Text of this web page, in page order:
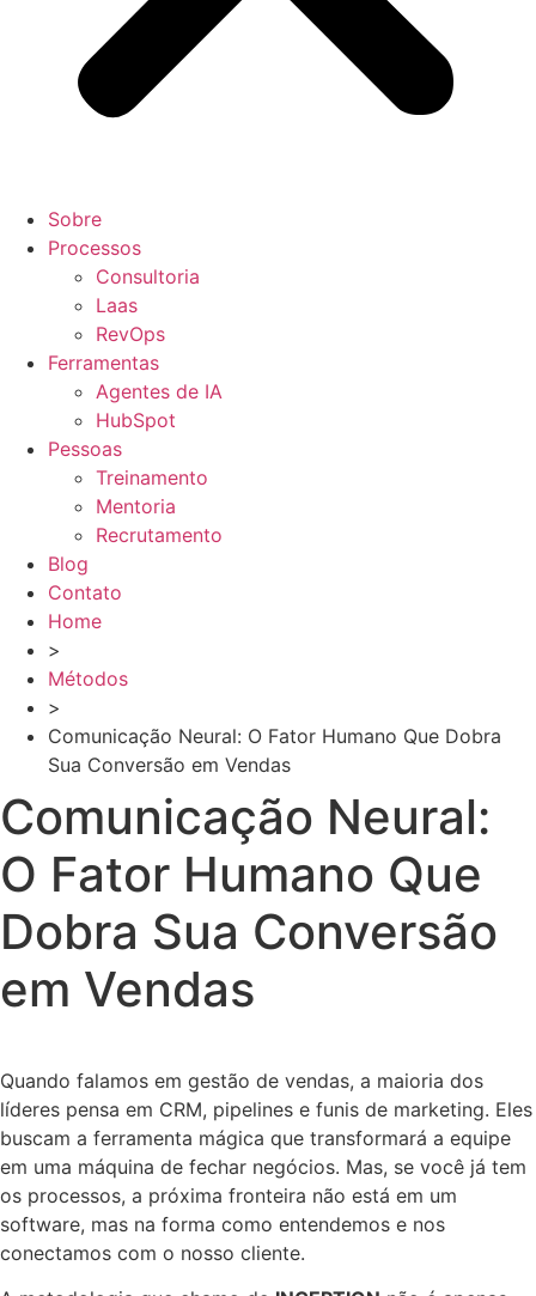
Sobre
Processos
Consultoria
Laas
RevOps
Ferramentas
Agentes de IA
HubSpot
Pessoas
Treinamento
Mentoria
Recrutamento
Blog
Contato
Home
>
Métodos
>
Comunicação Neural: O Fator Humano Que Dobra
Sua Conversão em Vendas
Comunicação Neural:
O Fator Humano Que
Dobra Sua Conversão
em Vendas
Quando falamos em gestão de vendas, a maioria dos
líderes pensa em CRM, pipelines e funis de marketing. Eles
buscam a ferramenta mágica que transformará a equipe
em uma máquina de fechar negócios. Mas, se você já tem
os processos, a próxima fronteira não está em um
software, mas na forma como entendemos e nos
conectamos com o nosso cliente.